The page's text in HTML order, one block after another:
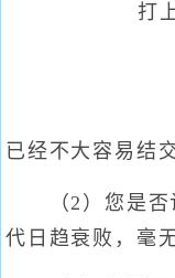
打
2
已经不大容易结
（2）您是否
代日趋衰败，毫